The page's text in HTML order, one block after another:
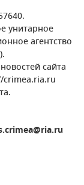
унитарное
агентство
сайта